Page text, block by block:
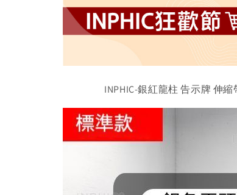
INPHIC-銀紅龍柱 告示牌 伸